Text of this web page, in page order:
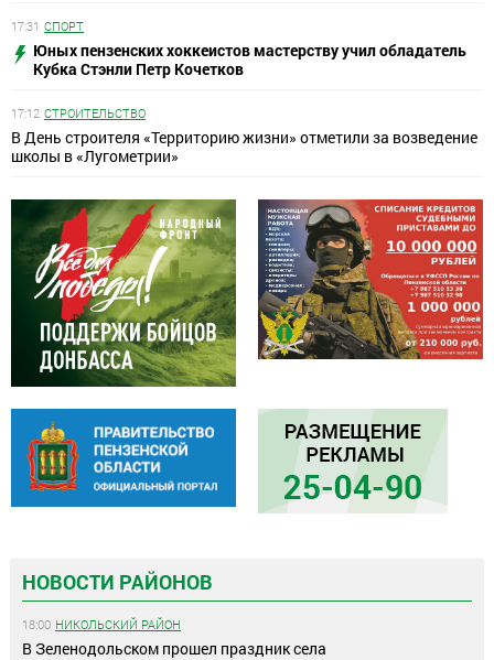
17:31 СПОРТ
Юных пензенских хоккеистов мастерству учил обладатель
Кубка Стэнли Петр Кочетков
17:12 СТРОИТЕЛЬСТВО
В День строителя «Территорию жизни» отметили за возведение
школы в «Лугометрии»
НОВОСТИ РАЙОНОВ
18:00 НИКОЛЬСКИЙ РАЙОН
В Зеленодольском прошел праздник села